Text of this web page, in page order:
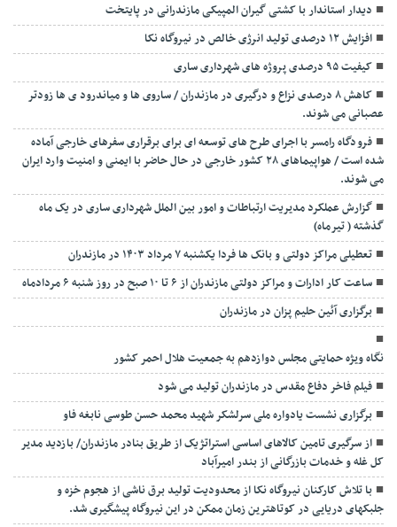
دیدار استاندار با کشتی گیران المپیکی مازندرانی در پایتخت
افزایش ۱۲ درصدی تولید انرژی خالص در نیروگاه نکا
کیفیت ۹۵ درصدی پروژه های شهرداری ساری
کاهش ۸ درصدی نزاع و درگیری در مازندران / ساروی ها و میاندرود ی ها زودتر
عصبانی می شوند.
فرودگاه رامسر با اجرای طرح های توسعه ای برای برقراری سفرهای خارجی آماده
شده است / هواپیماهای ۲۸ کشور خارجی در حال حاضر با ایمنی و امنیت وارد ایران
می شوند.
گزارش عملکرد مدیریت ارتباطات و امور بین الملل شهرداری ساری در یک ماه
گذشته ( تیرماه)
تعطیلی مراکز دولتی و بانک ها فردا یکشنبه ۷ مرداد ۱۴۰۳ در مازندران
ساعت کار ادارات و مراکز دولتی مازندران از ۶ تا ۱۰ صبح در روز شنبه ۶ مردادماه
برگزاری آئین حلیم پزان در مازندران
نگاه ویژه حمایتی مجلس دوازدهم به جمعیت هلال احمر کشور
فیلم فاخر دفاع مقدس در مازندران تولید می شود
برگزاری نشست یادواره ملی سرلشکر شهید محمد حسن طوسی نابغه فاو
از سرگیری تامین کالاهای اساسی استراتژیک از طریق بنادر مازندران/ بازدید مدیر
کل غله و خدمات بازرگانی از بندر امیرآباد
با تلاش کارکنان نیروگاه نکا از محدودیت تولید برق ناشی از هجوم خزه و
جلبکهای دریایی در کوتاهترین زمان ممکن در این نیروگاه پیشگیری شد.